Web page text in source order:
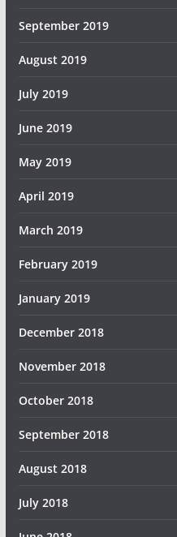
September 2019
August 2019
July 2019
June 2019
May 2019
April 2019
March 2019
February 2019
January 2019
December 2018
November 2018
October 2018
September 2018
August 2018
July 2018